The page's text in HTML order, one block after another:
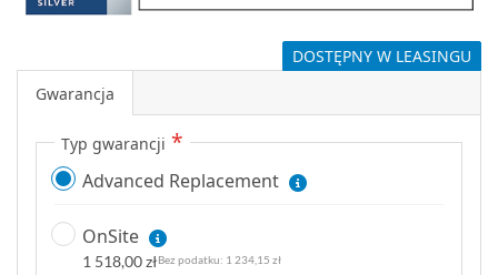
DOSTĘPNY W LEASINGU
Gwarancja
Typ gwarancji
Advanced Replacement
OnSite
1 518,00 zł 1 234,15 zł